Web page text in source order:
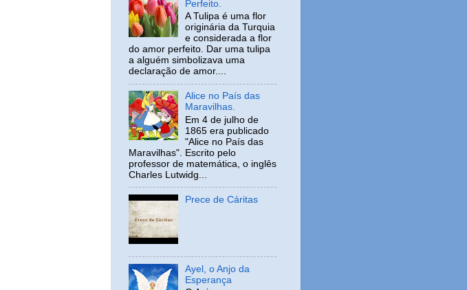
Perfeito.
A Tulipa é uma flor
originária da Turquia
e considerada a flor
do amor perfeito. Dar uma tulipa
a alguém simbolizava uma
declaração de amor....
Alice no País das
Maravilhas.
Em 4 de julho de
1865 era publicado
"Alice no País das
Maravilhas". Escrito pelo
professor de matemática, o inglês
Charles Lutwidg...
Prece de Cáritas
Ayel, o Anjo da
Esperança